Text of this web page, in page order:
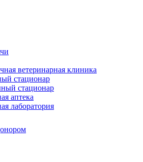
ветеринарная клиника
стационар
стационар
аптека
лаборатория